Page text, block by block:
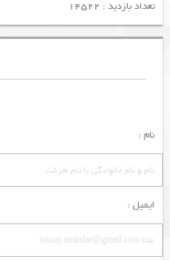
تعداد بازدید : 14522
نام :
ایمیل :